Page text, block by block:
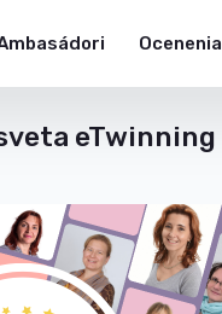
Ocenenia
eTwinning